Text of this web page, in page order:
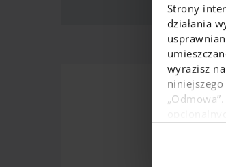
Strony
działania
wyrazisz
danych